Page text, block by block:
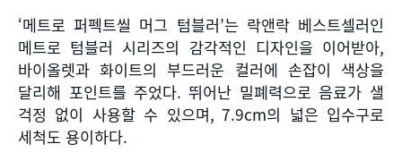
‘메트로 퍼펙트씰 머그 텀블러’는 락앤락 베스트셀러인
메트로 텀블러 시리즈의 감각적인 디자인을 이어받아,
바이올렛과 화이트의 부드러운 컬러에 손잡이 색상을
달리해 포인트를 주었다.뛰어난 밀폐력으로 음료가 샐
걱정 없이 사용할 수 있으며, 7.9cm의 넓은 입수구로
세척도 용이하다.